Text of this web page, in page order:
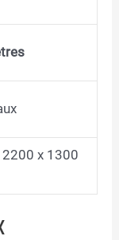
x 1300